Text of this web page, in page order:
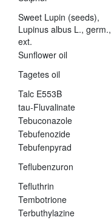
Sweet Lupin (seeds),
Lupinus albus L., germ.,
ext.
Sunflower oil
Tagetes oil
Talc E553B
tau-Fluvalinate
Tebuconazole
Tebufenozide
Tebufenpyrad
Teflubenzuron
Tefluthrin
Tembotrione
Terbuthylazine